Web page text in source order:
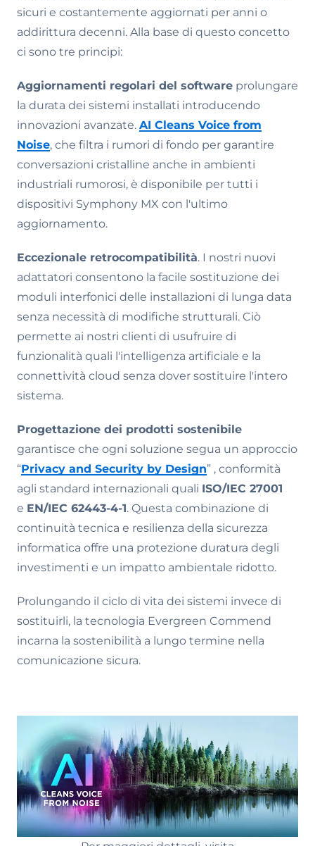
sicuri e costantemente aggiornati per anni o
addirittura decenni. Alla base di questo concetto
ci sono tre principi:
Aggiornamenti regolari del software prolungare
la durata dei sistemi installati introducendo
innovazioni avanzate. AI Cleans Voice from
Noise, che filtra i rumori di fondo per garantire
conversazioni cristalline anche in ambienti
industriali rumorosi, è disponibile per tutti i
dispositivi Symphony MX con l'ultimo
aggiornamento.
Eccezionale retrocompatibilità. I nostri nuovi
adattatori consentono la facile sostituzione dei
moduli interfonici delle installazioni di lunga data
senza necessità di modifiche strutturali. Ciò
permette ai nostri clienti di usufruire di
funzionalità quali l'intelligenza artificiale e la
connettività cloud senza dover sostituire l'intero
sistema.
Progettazione dei prodotti sostenibile
garantisce che ogni soluzione segua un approccio
“Privacy and Security by Design” , conformità
agli standard internazionali quali ISO/IEC 27001
e EN/IEC 62443-4-1. Questa combinazione di
continuità tecnica e resilienza della sicurezza
informatica offre una protezione duratura degli
investimenti e un impatto ambientale ridotto.
Prolungando il ciclo di vita dei sistemi invece di
sostituirli, la tecnologia Evergreen Commend
incarna la sostenibilità a lungo termine nella
comunicazione sicura.